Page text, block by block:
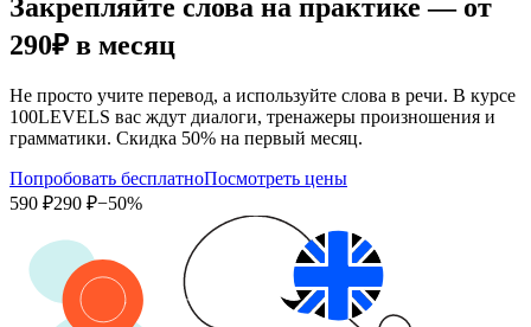
Закрепляйте слова на практике — от
290₽ в месяц
Не просто учите перевод, а используйте слова в речи. В курсе
100LEVELS вас ждут диалоги, тренажеры произношения и
грамматики. Скидка 50% на первый месяц.
Попробовать бесплатноПосмотреть цены
590 ₽290 ₽−50%